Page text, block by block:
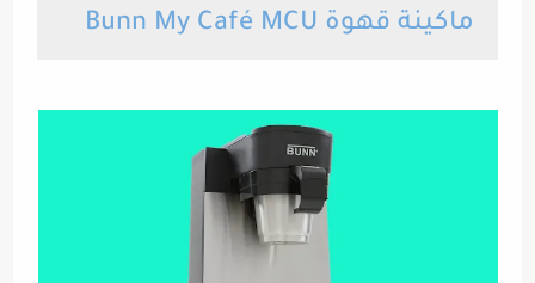
ماكينة قهوة Bunn My Café MCU